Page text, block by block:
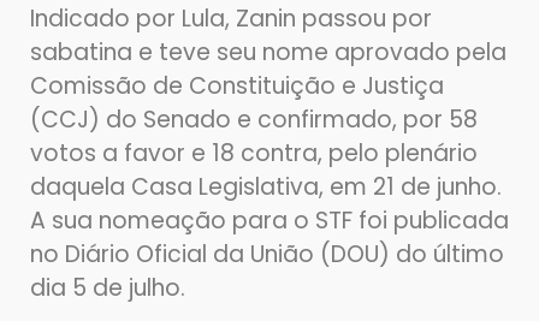
Indicado por Lula, Zanin passou por
sabatina e teve seu nome aprovado pela
Comissão de Constituição e Justiça
(CCJ) do Senado e confirmado, por 58
votos a favor e 18 contra, pelo plenário
daquela Casa Legislativa, em 21 de junho.
A sua nomeação para o STF foi publicada
no Diário Oficial da União (DOU) do último
dia 5 de julho.